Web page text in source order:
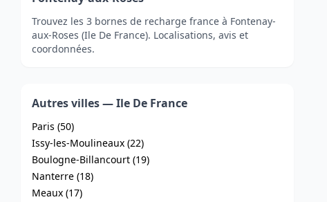
Trouvez les 3 bornes de recharge france à Fontenay-
aux-Roses (Ile De France). Localisations, avis et
coordonnées.
Autres villes — Ile De France
Paris (50)
Issy-les-Moulineaux (22)
Boulogne-Billancourt (19)
Nanterre (18)
Meaux (17)